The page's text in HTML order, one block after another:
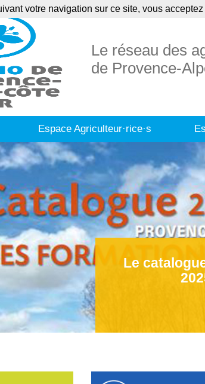
Agenda Annuaire
Le réseau des
de Provence-
Espace Agriculteur·rice·s
Le
votre navigation sur ce site, vous